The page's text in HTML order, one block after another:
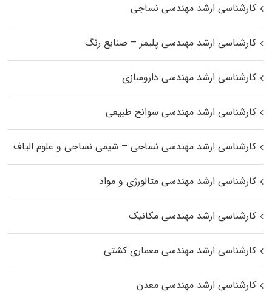
کارشناسی ارشد مهندسی نساجی
کارشناسی ارشد مهندسی پلیمر – صنایع رنگ
کارشناسی ارشد مهندسی داروسازی
کارشناسی ارشد مهندسی سوانح طبیعی
کارشناسی ارشد مهندسی نساجی – شیمی نساجی و علوم الیاف
کارشناسی ارشد مهندسی متالورژی و مواد
کارشناسی ارشد مهندسی مکانیک
کارشناسی ارشد مهندسی معماری کشتی
کارشناسی ارشد مهندسی معدن